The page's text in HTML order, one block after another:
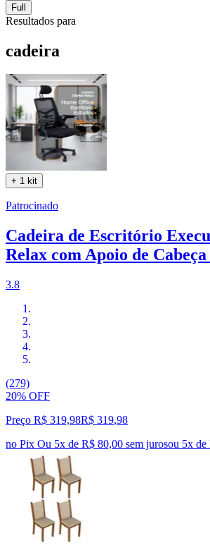
Full
Resultados para
cadeira
+ 1 kit
Patrocinado
Cadeira de Escritório
Relax com Apoio de
3.8
(279)
20% OFF
Preço R$ 319,98R$ 319,98
no Pix Ou 5x de R$ 80,00 sem jurosou 5x de